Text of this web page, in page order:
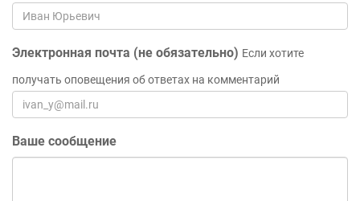
Электронная почта (не обязательно) Если хотите
получать оповещения об ответах на комментарий
Ваше сообщение